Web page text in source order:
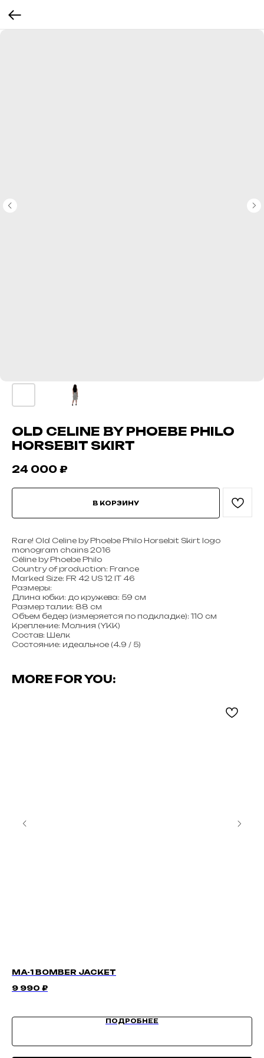
OLD CELINE BY PHOEBE PHILO
HORSEBIT SKIRT
24 000 ₽
В КОРЗИНУ
Rare! Old Celine by Phoebe Philo Horsebit Skirt logo
monogram chains 2016
Céline by Phoebe Philo
Country of production: France
Marked Size: FR 42 US 12 IT 46
Размеры:
Длина юбки: до кружева: 59 см
Размер талии: 88 см
Объем бедер (измеряется по подкладке): 110 см
Крепление: Молния (YKK)
Состав: Шелк
Состояние: идеальное (4.9 / 5)
MORE FOR YOU:
MA-1 BOMBER JACKET
9 990 ₽
ПОДРОБНЕЕ